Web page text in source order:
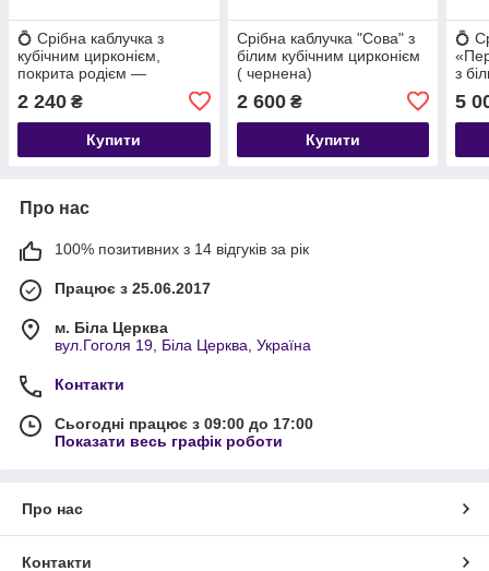
💍 Срібна каблучка з
кубічним цирконієм,
покрита родієм —
тренді
2 240 ₴
Купити
Срібна каблучка "Сова" з
білим кубічним цирконієм
( чернена)
2 600₴
Купити
💍
з
5
Про нас
100% позитивних з 14 відгуків за рік
Працює з 25.06.2017
м. Біла Церква
вул.Гоголя 19, Біла Церква, Україна
Контакти
Сьогодні працює з 09:00 до 17:00
Показати весь графік роботи
Про нас
Контакти